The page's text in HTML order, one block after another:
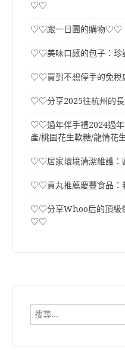
♡♡
♡♡跟一日團的購物♡♡
♡♡美味口感的包子：
♡♡買到不想停手的免
♡♡分享2025往杭州的
♡♡過年伴手禮2024過年
產/桃園花生軟糖/龍情
♡♡居家環境清潔維護
♡♡貢丸推薦慶豐食品
♡♡分享Whoo后的頂級
♡♡
搜
尋